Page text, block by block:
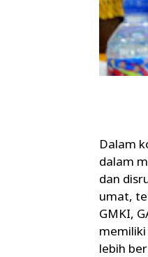
Dalam
dalam
dan
umat,
GMKI,
lebih